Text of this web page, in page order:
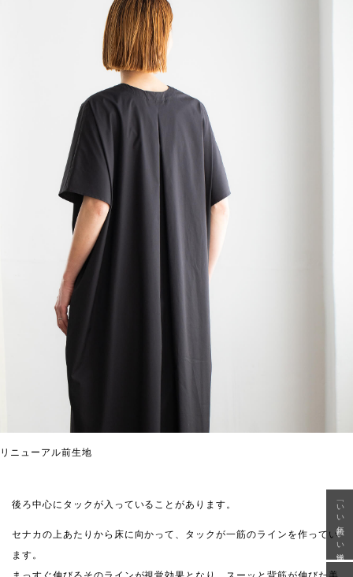
リニューアル前生地
後ろ中心にタックが入っていることがあります。
セナカの上あたりから床に向かって、タックが一筋のラインを作ってい
ます。
「いい年齢 いい洋服」